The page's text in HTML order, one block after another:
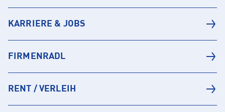
KARRIERE & JOBS
FIRMENRADL
RENT / VERLEIH